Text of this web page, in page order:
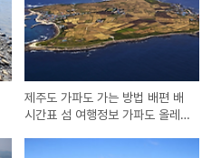
제주도 가파도 가는 방법 배편 배
시간표 섬 여행정보 가파도 올레